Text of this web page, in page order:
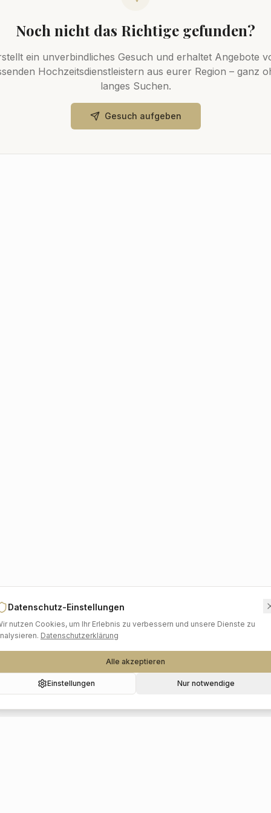
Noch nicht das Richtige gefunden?
ein unverbindliches Gesuch und erhaltet Angebote
Hochzeitsdienstleistern aus eurer Region – ganz
langes Suchen.
Gesuch aufgeben
Datenschutz-Einstellungen
nutzen Cookies, um Ihr Erlebnis zu verbessern und unsere Dienste zu
Datenschutzerklärung
Alle akzeptieren
Einstellungen Nur notwendige